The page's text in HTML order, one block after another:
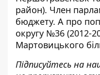
район). Член
бюджету. А про
округу №36 (2012-
Мартовицького
Підписуйтесь на